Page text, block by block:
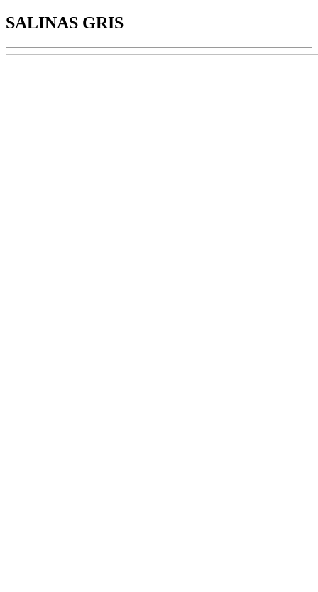
SALINAS GRIS